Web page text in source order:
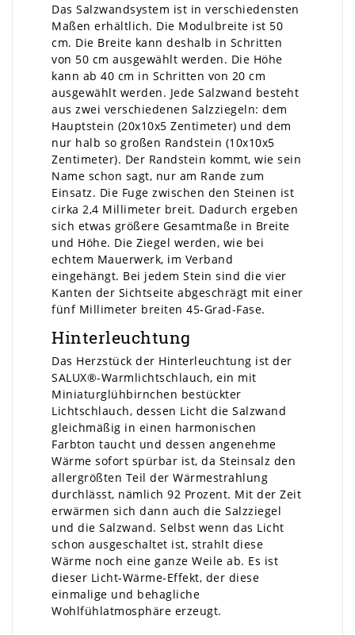
Das Salzwandsystem ist in verschiedensten
Maßen erhältlich. Die Modulbreite ist 50
cm. Die Breite kann deshalb in Schritten
von 50 cm ausgewählt werden. Die Höhe
kann ab 40 cm in Schritten von 20 cm
ausgewählt werden. Jede Salzwand besteht
aus zwei verschiedenen Salzziegeln: dem
Hauptstein (20x10x5 Zentimeter) und dem
nur halb so großen Randstein (10x10x5
Zentimeter). Der Randstein kommt, wie sein
Name schon sagt, nur am Rande zum
Einsatz. Die Fuge zwischen den Steinen ist
cirka 2,4 Millimeter breit. Dadurch ergeben
sich etwas größere Gesamtmaße in Breite
und Höhe. Die Ziegel werden, wie bei
echtem Mauerwerk, im Verband
eingehängt. Bei jedem Stein sind die vier
Kanten der Sichtseite abgeschrägt mit einer
fünf Millimeter breiten 45-Grad-Fase.
Hinterleuchtung
Das Herzstück der Hinterleuchtung ist der
SALUX®-Warmlichtschlauch, ein mit
Miniaturglühbirnchen bestückter
Lichtschlauch, dessen Licht die Salzwand
gleichmäßig in einen harmonischen
Farbton taucht und dessen angenehme
Wärme sofort spürbar ist, da Steinsalz den
allergrößten Teil der Wärmestrahlung
durchlässt, nämlich 92 Prozent. Mit der Zeit
erwärmen sich dann auch die Salzziegel
und die Salzwand. Selbst wenn das Licht
schon ausgeschaltet ist, strahlt diese
Wärme noch eine ganze Weile ab. Es ist
dieser Licht-Wärme-Effekt, der diese
einmalige und behagliche
Wohlfühlatmosphäre erzeugt.